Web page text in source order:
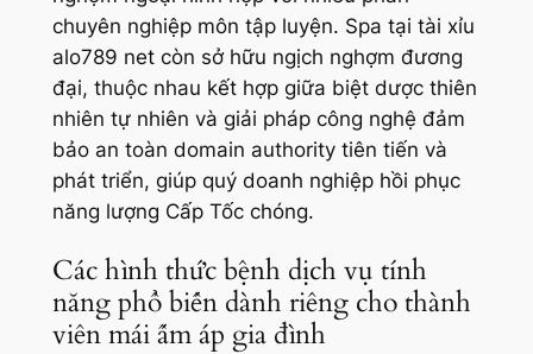
chuyên nghiệp môn tập luyện. Spa tại tài xỉu
alo789 net còn sở hữu ngịch nghợm đương
đại, thuộc nhau kết hợp giữa biệt dược thiên
nhiên tự nhiên và giải pháp công nghệ đảm
bảo an toàn domain authority tiên tiến và
phát triển, giúp quý doanh nghiệp hồi phục
năng lượng Cấp Tốc chóng.
Các hình thức bệnh dịch vụ tính
năng phổ biến dành riêng cho thành
viên mái ấm áp gia đình